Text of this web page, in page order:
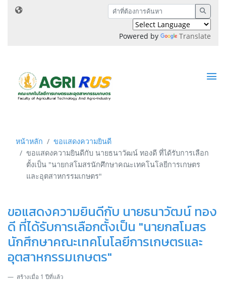
Powered by Translate
หน้าหลัก
ขอแสดงความยินดี
ขอแสดงความยินดีกับ นายธนาวัฒน์ ทองดี ที่ได้รับการเลือก
ตั้งเป็น "นายกสโมสรนักศึกษาคณะเทคโนโลยีการเกษตร
และอุตสาหกรรมเกษตร"
ขอแสดงความยินดีกับ นายธนาวัฒน์ ทอง
ดี ที่ได้รับการเลือกตั้งเป็น "นายกสโมสร
นักศึกษาคณะเทคโนโลยีการเกษตรและ
อุตสาหกรรมเกษตร"
สร้างเมื่อ 1 ปีที่แล้ว